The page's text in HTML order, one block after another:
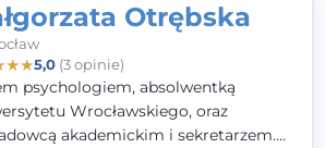
Otrębska
★★5,0(3 opinie)
psychologiem, absolwentką
Wrocławskiego, oraz
akademickim i sekretarzem.